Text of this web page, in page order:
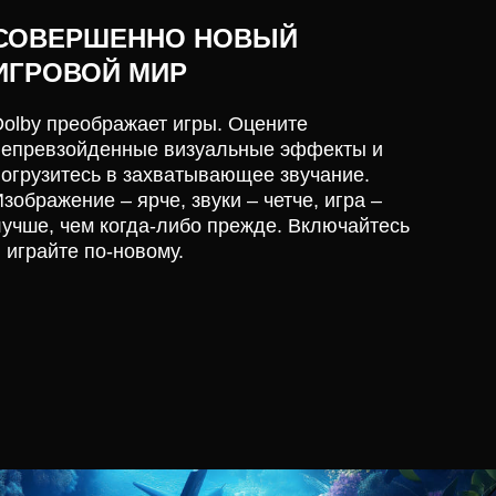
НОВЫЙ
МИР
преображает игры. Оцените
визуальные эффекты и
в захватывающее звучание.
– ярче, звуки – четче, игра –
чем когда-либо прежде. Включайтесь
играйте по-новому.